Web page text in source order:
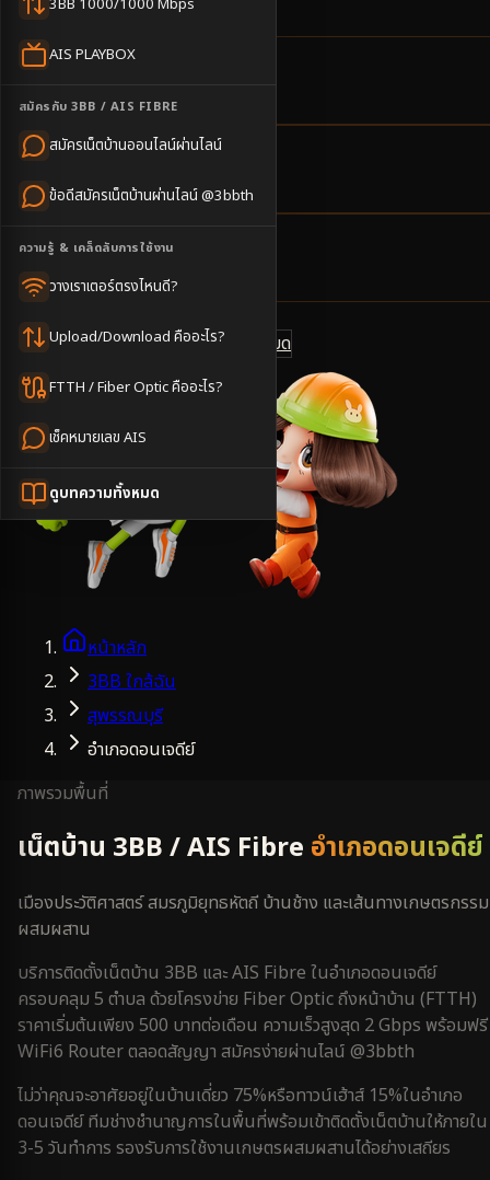
AIS PLAYBOX
สมัครกับ 3BB / AIS FIBRE
สมัครเน็ตบ้านออนไลน์ผ่านไลน์
ข้อดีสมัครเน็ตบ้านผ่านไลน์ @3bbth
ความรู้ & เคล็ดลับการใช้งาน
วางเราเตอร์ตรงไหนดี?
Upload/Download คืออะไร?
FTTH / Fiber Optic คืออะไร?
เช็คหมายเลข AIS
ดูบทความทั้งหมด
ครอบคลุมพื้นที่
นัดช่างติดตั้ง
ราคาเริ่มต้น
แชทไลน์ @3bbth ดูแพ็กเกจทั้งหมด
หน้าหลัก
3BB ใกล้ฉัน
สุพรรณบุรี
อำเภอดอนเจดีย์
ภาพรวมพื้นที่
เน็ตบ้าน 3BB / AIS Fibre อำเภอดอนเจดีย์
เมืองประวัติศาสตร์ สมรภูมิยุทธหัตถี บ้านช้าง และเส้นทางเกษตรกรรม
ผสมผสาน
บริการติดตั้งเน็ตบ้าน 3BB และ AIS Fibre ในอำเภอดอนเจดีย์
ครอบคลุม 5 ตำบล ด้วยโครงข่าย Fiber Optic ถึงหน้าบ้าน (FTTH)
ราคาเริ่มต้นเพียง 500 บาทต่อเดือน ความเร็วสูงสุด 2 Gbps พร้อมฟรี
WiFi6 Router ตลอดสัญญา สมัครง่ายผ่านไลน์ @3bbth
ไม่ว่าคุณจะอาศัยอยู่ในบ้านเดี่ยว 75%หรือทาวน์เฮ้าส์ 15%ในอำเภอ
ดอนเจดีย์ทีมช่างชำนาญการในพื้นที่พร้อมเข้าติดตั้งเน็ตบ้านให้ภายใน
3-5 วันทำการ รองรับการใช้งานเกษตรผสมผสานได้อย่างเสถียร